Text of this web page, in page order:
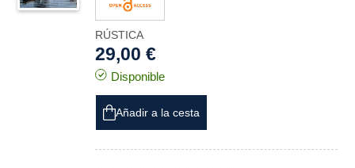
RÚSTICA
29,00 €
Disponible
Añadir a la cesta